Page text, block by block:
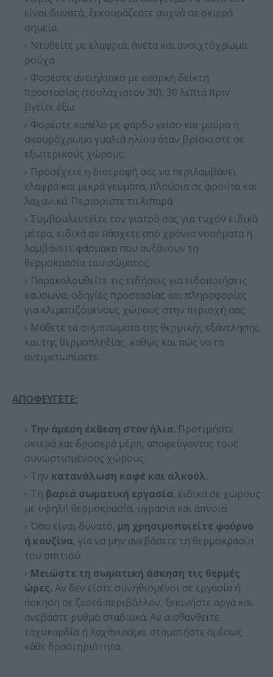
είναι δυνατό, ξεκουράζεστε συχνά σε σκιερά
σημεία.
Ντυθείτε με ελαφριά, άνετα και ανοιχτόχρωμα
ρούχα.
Φορέστε αντιηλιακό με επαρκή δείκτη
προστασίας (τουλάχιστον 30), 30 λεπτά πριν
βγείτε έξω.
Φορέστε καπέλο με φαρδύ γείσο και μαύρα ή
σκουρόχρωμα γυαλιά ηλίου όταν βρίσκεστε σε
εξωτερικούς χώρους.
Προσέχετε η διατροφή σας να περιλαμβάνει
ελαφρά και μικρά γεύματα, πλούσια σε φρούτα και
λαχανικά. Περιορίστε τα λιπαρά.
Συμβουλευτείτε τον γιατρό σας για τυχόν ειδικά
μέτρα, ειδικά αν πάσχετε από χρόνια νοσήματα ή
λαμβάνετε φάρμακα που αυξάνουν τη
θερμοκρασία του σώματος.
Παρακολουθείτε τις ειδήσεις για ειδοποιήσεις
καύσωνα, οδηγίες προστασίας και πληροφορίες
για κλιματιζόμενους χώρους στην περιοχή σας.
Μάθετε τα συμπτώματα της θερμικής εξάντλησης
και της θερμοπληξίας, καθώς και πώς να τα
αντιμετωπίσετε.
ΑΠΟΦΕΥΓΕΤΕ:
Την άμεση έκθεση στον ήλιο. Προτιμήστε
σκιερά και δροσερά μέρη, αποφεύγοντας τους
συνωστισμένους χώρους.
Την κατανάλωση καφέ και αλκοόλ.
Τη βαριά σωματική εργασία, ειδικά σε χώρους
με υψηλή θερμοκρασία, υγρασία και άπνοια.
Όσο είναι δυνατό, μη χρησιμοποιείτε φούρνο
ή κουζίνα, για να μην ανεβάσετε τη θερμοκρασία
του σπιτιού.
Μειώστε τη σωματική άσκηση τις θερμές
ώρες. Αν δεν είστε συνηθισμένοι σε εργασία ή
άσκηση σε ζεστό περιβάλλον, ξεκινήστε αργά και
ανεβάστε ρυθμό σταδιακά. Αν αισθανθείτε
ταχυκαρδία ή λαχάνιασμα, σταματήστε αμέσως
κάθε δραστηριότητα.